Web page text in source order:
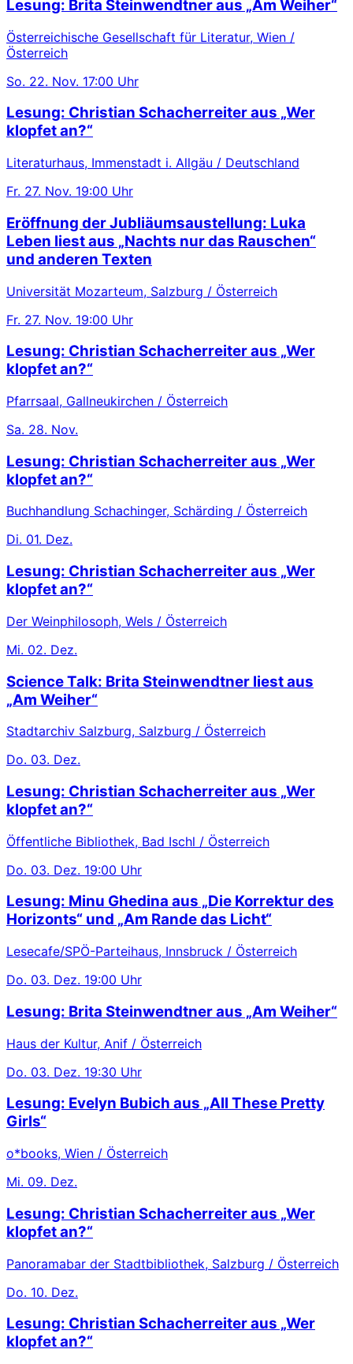
Lesung: Brita Steinwendtner aus „Am Weiher“
Österreichische Gesellschaft für Literatur, Wien /
Österreich
So. 22. Nov. 17:00 Uhr
Lesung: Christian Schacherreiter aus „Wer
klopfet an?“
Literaturhaus, Immenstadt i. Allgäu / Deutschland
Fr. 27. Nov. 19:00 Uhr
Eröffnung der Jubliäumsaustellung: Luka
Leben liest aus „Nachts nur das Rauschen“
und anderen Texten
Universität Mozarteum, Salzburg / Österreich
Fr. 27. Nov. 19:00 Uhr
Lesung: Christian Schacherreiter aus „Wer
klopfet an?“
Pfarrsaal, Gallneukirchen / Österreich
Sa. 28. Nov.
Lesung: Christian Schacherreiter aus „Wer
klopfet an?“
Buchhandlung Schachinger, Schärding / Österreich
Di. 01. Dez.
Lesung: Christian Schacherreiter aus „Wer
klopfet an?“
Der Weinphilosoph, Wels / Österreich
Mi. 02. Dez.
Science Talk: Brita Steinwendtner liest aus
„Am Weiher“
Stadtarchiv Salzburg, Salzburg / Österreich
Do. 03. Dez.
Lesung: Christian Schacherreiter aus „Wer
klopfet an?“
Öffentliche Bibliothek, Bad Ischl / Österreich
Do. 03. Dez. 19:00 Uhr
Lesung: Minu Ghedina aus „Die Korrektur des
Horizonts“ und „Am Rande das Licht“
Lesecafe/SPÖ-Parteihaus, Innsbruck / Österreich
Do. 03. Dez. 19:00 Uhr
Lesung: Brita Steinwendtner aus „Am Weiher“
Haus der Kultur, Anif / Österreich
Do. 03. Dez. 19:30 Uhr
Lesung: Evelyn Bubich aus „All These Pretty
Girls“
o*books, Wien / Österreich
Mi. 09. Dez.
Lesung: Christian Schacherreiter aus „Wer
klopfet an?“
Panoramabar der Stadtbibliothek, Salzburg / Österreich
Do. 10. Dez.
Lesung: Christian Schacherreiter aus „Wer
klopfet an?“